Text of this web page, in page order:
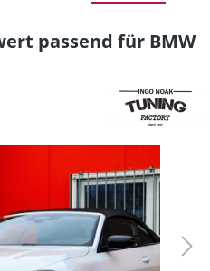
passend für BMW